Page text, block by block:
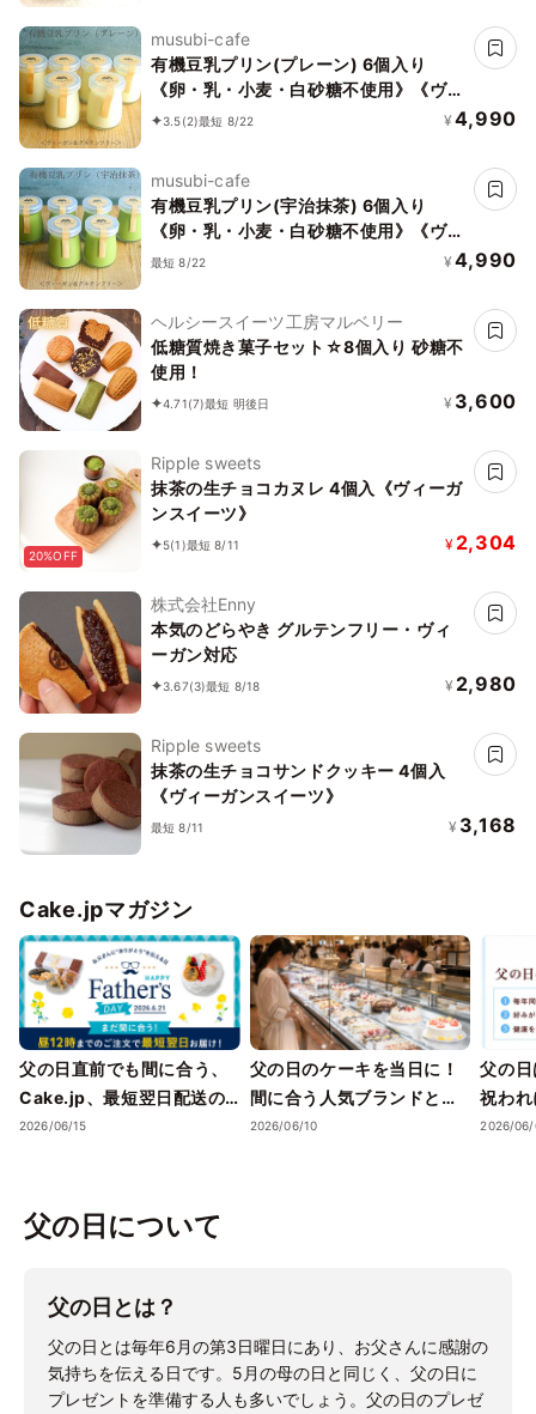
ギー配慮》
musubi-cafe
有機豆乳プリン(プレーン) 6個入り
《卵・乳・小麦・白砂糖不使用》《ヴィ
ーガンスイーツ》《グルテンフリー》
3.5(2)最短 8/22 ¥ 4,990
musubi-cafe
有機豆乳プリン(宇治抹茶) 6個入り
《卵・乳・小麦・白砂糖不使用》《ヴィ
ーガンスイーツ》《グルテンフリー》
最短 8/22 ¥ 4,990
ヘルシースイーツ工房マルベリー
低糖質焼き菓子セット☆8個入り 砂糖不
使用！
4.71(7)最短 明後日 ¥ 3,600
20%OFF
Ripple sweets
抹茶の生チョコカヌレ 4個入《ヴィーガ
ンスイーツ》
5(1)最短 8/11 ¥ 2,304
株式会社Enny
本気のどらやき グルテンフリー・ヴィ
ーガン対応
3.67(3)最短 8/18 ¥ 2,980
Ripple sweets
抹茶の生チョコサンドクッキー 4個入
《ヴィーガンスイーツ》
最短 8/11 ¥ 3,168
Cake.jpマガジン
父の日直前でも間に合う、
Cake.jp、最短翌日配送の
父の日スイーツを展開
2026/06/15
父の日のケーキを当日に！
間に合う人気ブランドとお
すすめの選び方
2026/06/10
父の
祝わ
父の
2026/
父の日について
父の日とは？
父の日とは毎年6月の第3日曜日にあり、お父さんに感謝の
気持ちを伝える日です。5月の母の日と同じく、父の日に
プレゼントを準備する人も多いでしょう。父の日のプレゼ